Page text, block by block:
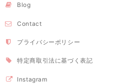
Blog
Contact
プライバシーポリシー
特定商取引法に基づく表記
Instagram